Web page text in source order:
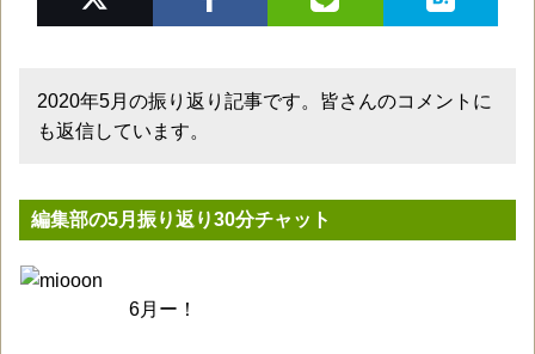
2020年5月の振り返り記事です。皆さんのコメントに
も返信しています。
編集部の5月振り返り30分チャット
6月ー！